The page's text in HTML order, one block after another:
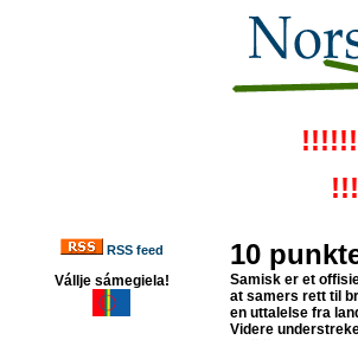
RSS feed
Vállje sámegiela!
10
Samisk er et
at samers rett til
en uttalelse fra
Videre